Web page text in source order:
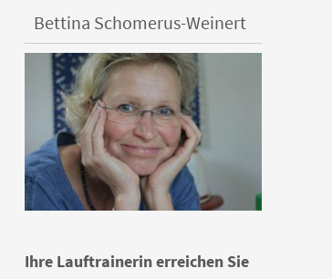
Bettina Schomerus-Weinert
Ihre Lauftrainerin erreichen Sie